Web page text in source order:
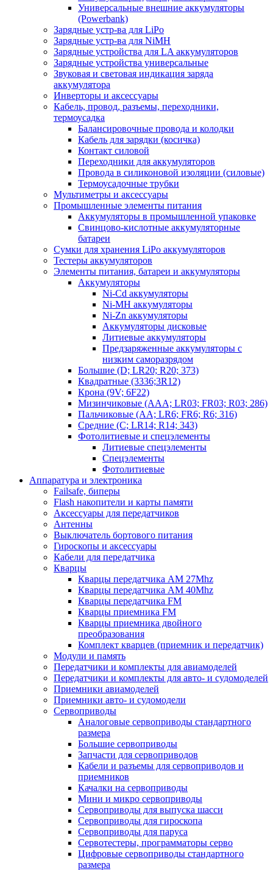
Универсальные внешние аккумуляторы
(Powerbank)
Зарядные устр-ва для LiPo
Зарядные устр-ва для NiMH
Зарядные устройства для LA аккумуляторов
Зарядные устройства универсальные
Звуковая и световая индикация заряда
аккумулятора
Инверторы и аксессуары
Кабель, провод, разъемы, переходники,
термоусадка
Балансировочные провода и колодки
Кабель для зарядки (косичка)
Контакт силовой
Переходники для аккумуляторов
Провода в силиконовой изоляции (силовые)
Термоусадочные трубки
Мультиметры и аксессуары
Промышленные элементы питания
Аккумуляторы в промышленной упаковке
Свинцово-кислотные аккумуляторные
батареи
Сумки для хранения LiPo аккумуляторов
Тестеры аккумуляторов
Элементы питания, батареи и аккумуляторы
Аккумуляторы
Ni-Cd аккумуляторы
Ni-MH аккумуляторы
Ni-Zn аккумуляторы
Аккумуляторы дисковые
Литиевые аккумуляторы
Предзаряженные аккумуляторы с
низким саморазрядом
Большие (D; LR20; R20; 373)
Квадратные (3336;3R12)
Крона (9V; 6F22)
Мизинчиковые (AAA; LR03; FR03; R03; 286)
Пальчиковые (AA; LR6; FR6; R6; 316)
Средние (C; LR14; R14; 343)
Фотолитиевые и спецэлементы
Литиевые спецэлементы
Спецэлементы
Фотолитиевые
Аппаратура и электроника
Failsafe, биперы
Flash накопители и карты памяти
Аксессуары для передатчиков
Антенны
Выключатель бортового питания
Гироскопы и аксессуары
Кабели для передатчика
Кварцы
Кварцы передатчика AM 27Mhz
Кварцы передатчика AM 40Mhz
Кварцы передатчика FM
Кварцы приемника FM
Кварцы приемника двойного
преобразования
Комплект кварцев (приемник и передатчик)
Модули и память
Передатчики и комплекты для авиамоделей
Передатчики и комплекты для авто- и судомоделей
Приемники авиамоделей
Приемники авто- и судомодели
Сервоприводы
Аналоговые сервоприводы стандартного
размера
Большие сервоприводы
Запчасти для сервоприводов
Кабели и разъемы для сервоприводов и
приемников
Качалки на сервоприводы
Мини и микро сервоприводы
Сервоприводы для выпуска шасси
Сервоприводы для гироскопа
Сервоприводы для паруса
Сервотестеры, программаторы серво
Цифровые сервоприводы стандартного
размера